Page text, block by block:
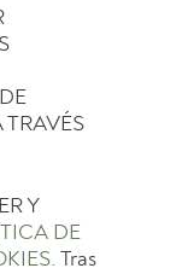
Y
DE
Tras